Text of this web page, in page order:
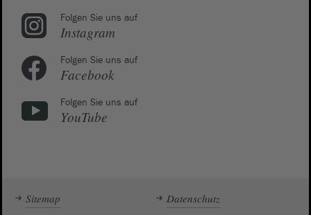
Folgen Sie uns auf
Instagram
Folgen Sie uns auf
Facebook
Folgen Sie uns auf
YouTube
Sitemap Datenschutz